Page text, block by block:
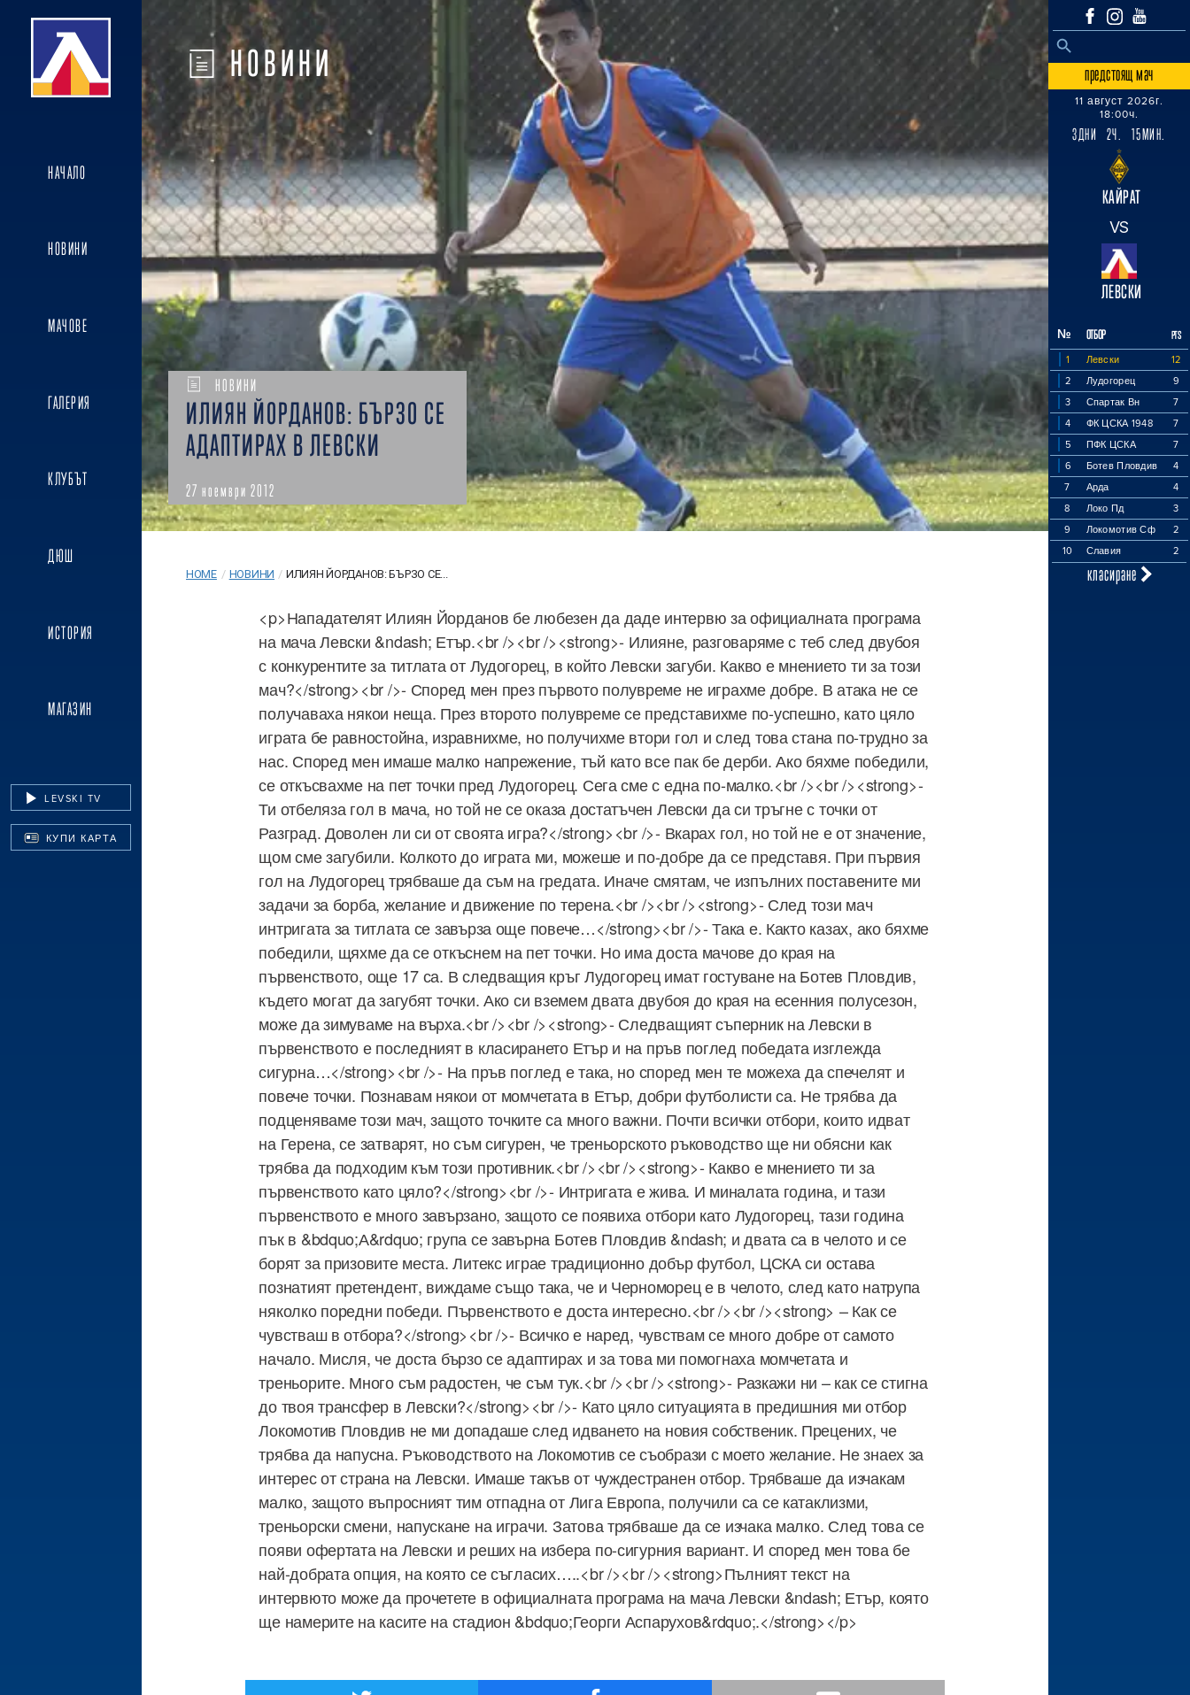
НАЧАЛО
НОВИНИ
МАЧОВЕ
ГАЛЕРИЯ
КЛУБЪТ
ДЮШ
ИСТОРИЯ
МАГАЗИН
LEVSKI TV
КУПИ КАРТА
Search
SEARCH BUTTON
предстоящ мач
11 август 2026г.
18:00ч.
3ДНИ 2Ч. 15МИН.
КАЙРАТ
VS
ЛЕВСКИ
№ ОТБОР PTS
1 Левски
12
2
Лудогорец
9
3
Спартак Вн
7
4
ФК ЦСКА 1948
7
5
ПФК ЦСКА
7
6
Ботев Пловдив
4
7
Арда
4
8
Локо Пд
3
9
Локомотив Сф
2
10
Славия 2
класиране
НОВИНИ
НОВИНИ
ИЛИЯН ЙОРДАНОВ: БЪРЗО СЕ
АДАПТИРАХ В ЛЕВСКИ
27 ноември 2012
HOME / НОВИНИ / ИЛИЯН ЙОРДАНОВ: БЪРЗО СЕ...
<p>Нападателят Илиян Йорданов бе любезен да даде интервю за официалната програма
на мача Левски &ndash; Етър.<br /><br /><strong>- Илияне, разговаряме с теб след двубоя
с конкурентите за титлата от Лудогорец, в който Левски загуби. Какво е мнението ти за този
мач?</strong><br />- Според мен през първото полувреме не играхме добре. В атака не се
получаваха някои неща. През второто полувреме се представихме по-успешно, като цяло
играта бе равностойна, изравнихме, но получихме втори гол и след това стана по-трудно за
нас. Според мен имаше малко напрежение, тъй като все пак бе дерби. Ако бяхме победили,
се откъсвахме на пет точки пред Лудогорец. Сега сме с една по-малко.<br /><br /><strong>-
Ти отбеляза гол в мача, но той не се оказа достатъчен Левски да си тръгне с точки от
Разград. Доволен ли си от своята игра?</strong><br />- Вкарах гол, но той не е от значение,
щом сме загубили. Колкото до играта ми, можеше и по-добре да се представя. При първия
гол на Лудогорец трябваше да съм на гредата. Иначе смятам, че изпълних поставените ми
задачи за борба, желание и движение по терена.<br /><br /><strong>- След този мач
интригата за титлата се завърза още повече…</strong><br />- Така е. Както казах, ако бяхме
победили, щяхме да се откъснем на пет точки. Но има доста мачове до края на
първенството, още 17 са. В следващия кръг Лудогорец имат гостуване на Ботев Пловдив,
където могат да загубят точки. Ако си вземем двата двубоя до края на есенния полусезон,
може да зимуваме на върха.<br /><br /><strong>- Следващият съперник на Левски в
първенството е последният в класирането Етър и на пръв поглед победата изглежда
сигурна…</strong><br />- На пръв поглед е така, но според мен те можеха да спечелят и
повече точки. Познавам някои от момчетата в Етър, добри футболисти са. Не трябва да
подценяваме този мач, защото точките са много важни. Почти всички отбори, които идват
на Герена, се затварят, но съм сигурен, че треньорското ръководство ще ни обясни как
трябва да подходим към този противник.<br /><br /><strong>- Какво е мнението ти за
първенството като цяло?</strong><br />- Интригата е жива. И миналата година, и тази
първенството е много завързано, защото се появиха отбори като Лудогорец, тази година
пък в &bdquo;А&rdquo; група се завърна Ботев Пловдив &ndash; и двата са в челото и се
борят за призовите места. Литекс играе традиционно добър футбол, ЦСКА си остава
познатият претендент, виждаме също така, че и Черноморец е в челото, след като натрупа
няколко поредни победи. Първенството е доста интересно.<br /><br /><strong> – Как се
чувстваш в отбора?</strong><br />- Всичко е наред, чувствам се много добре от самото
начало. Мисля, че доста бързо се адаптирах и за това ми помогнаха момчетата и
треньорите. Много съм радостен, че съм тук.<br /><br /><strong>- Разкажи ни – как се стигна
до твоя трансфер в Левски?</strong><br />- Като цяло ситуацията в предишния ми отбор
Локомотив Пловдив не ми допадаше след идването на новия собственик. Прецених, че
трябва да напусна. Ръководството на Локомотив се съобрази с моето желание. Не знаех за
интерес от страна на Левски. Имаше такъв от чуждестранен отбор. Трябваше да изчакам
малко, защото въпросният тим отпадна от Лига Европа, получили са се катаклизми,
треньорски смени, напускане на играчи. Затова трябваше да се изчака малко. След това се
появи офертата на Левски и реших на избера по-сигурния вариант. И според мен това бе
най-добрата опция, на която се съгласих…..<br /><br /><strong>Пълният текст на
интервюто може да прочетете в официалната програма на мача Левски &ndash; Етър, която
ще намерите на касите на стадион &bdquo;Георги Аспарухов&rdquo;.</strong></p>